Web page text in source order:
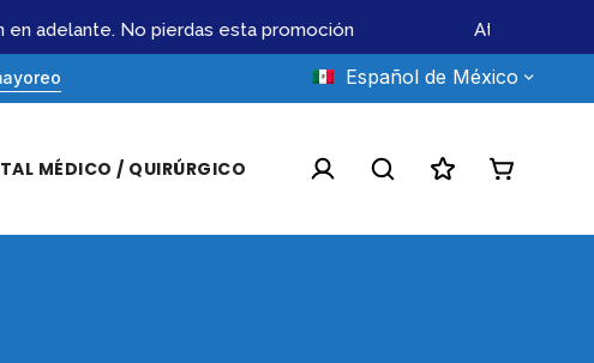
adelante. No pierdas esta promoción Atendemos
Español de México
MÉDICO / QUIRÚRGICO